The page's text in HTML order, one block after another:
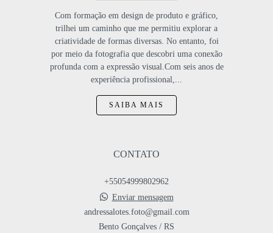
Com formação em design de produto e gráfico,
trilhei um caminho que me permitiu explorar a
criatividade de formas diversas. No entanto, foi
por meio da fotografia que descobri uma conexão
profunda com a expressão visual.Com seis anos de
experiência profissional,...
SAIBA MAIS
CONTATO
+55054999802962
Enviar mensagem
andressalotes.foto@gmail.com
Bento Gonçalves / RS